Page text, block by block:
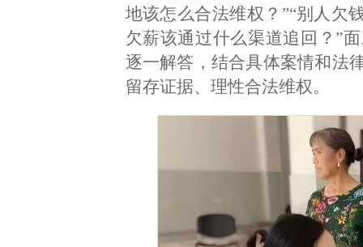
地该怎么合法维权？”“别人欠
欠薪该通过什么渠道追回？”
逐一解答，结合具体案情和法
留存证据、理性合法维权。